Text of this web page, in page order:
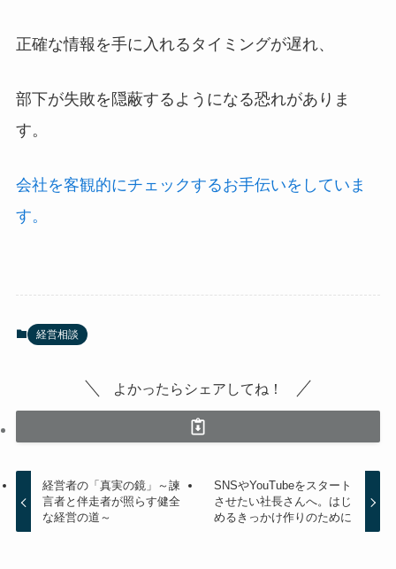
正確な情報を手に入れるタイミングが遅れ、
部下が失敗を隠蔽するようになる恐れがありま
す。
会社を客観的にチェックするお手伝いをしていま
す。
経営相談
よかったらシェアしてね！
経営者の「真実の鏡」～諫
言者と伴走者が照らす健全
な経営の道～
SNSやYouTubeをスタート
させたい社長さんへ。はじ
めるきっかけ作りのために